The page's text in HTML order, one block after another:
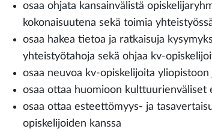
osaa ohjata kansainvälistä
kokonaisuutena sekä toimia
osaa hakea tietoa ja ratkaisuja
yhteistyötahoja sekä ohjaa kv-
osaa neuvoa kv-opiskelijoita
osaa ottaa huomioon kulttuurienväliset
osaa ottaa esteettömyys- ja
opiskelijoiden kanssa